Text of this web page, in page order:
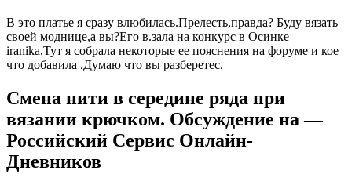
В это платье я сразу влюбилась.Прелесть,правда? Буду вязать
своей моднице,а вы?Его в.зала на конкурс в Осинке
iranika,Тут я собрала некоторые ее пояснения на форуме и кое
что добавила .Думаю что вы разберетес.
Смена нити в середине ряда при
вязании крючком. Обсуждение на —
Российский Сервис Онлайн-
Дневников